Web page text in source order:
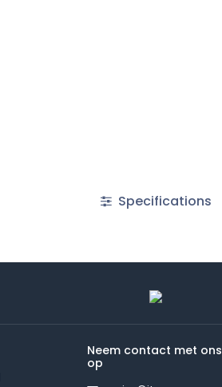
Specifications
Neem contact met ons
op